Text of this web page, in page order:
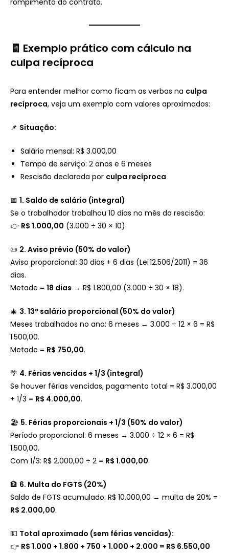
🧾 Exemplo prático com cálculo na
culpa recíproca
Para entender melhor como ficam as verbas na culpa
recíproca, veja um exemplo com valores aproximados:
📌 Situação:
Salário mensal: R$ 3.000,00
Tempo de serviço: 2 anos e 6 meses
Rescisão declarada por culpa recíproca
📅 1. Saldo de salário (integral)
Se o trabalhador trabalhou 10 dias no mês da rescisão:
👉 R$ 1.000,00 (3.000 ÷ 30 × 10).
📜 2. Aviso prévio (50% do valor)
Aviso proporcional: 30 dias + 6 dias (Lei 12.506/2011) = 36
dias.
Metade = 18 dias → R$ 1.800,00 (3.000 ÷ 30 × 18).
🎄 3. 13º salário proporcional (50% do valor)
Meses trabalhados no ano: 6 meses → 3.000 ÷ 12 × 6 = R$
1.500,00.
Metade = R$ 750,00.
🌴 4. Férias vencidas + 1/3 (integral)
Se houver férias vencidas, pagamento total = R$ 3.000,00
+ 1/3 = R$ 4.000,00.
🏖️ 5. Férias proporcionais + 1/3 (50% do valor)
Período proporcional: 6 meses → 3.000 ÷ 12 × 6 = R$
1.500,00.
Com 1/3: R$ 2.000,00 ÷ 2 = R$ 1.000,00.
🏦 6. Multa do FGTS (20%)
Saldo de FGTS acumulado: R$ 10.000,00 → multa de 20% =
R$ 2.000,00.
💵 Total aproximado (sem férias vencidas):
👉 R$ 1.000 + 1.800 + 750 + 1.000 + 2.000 = R$ 6.550,00